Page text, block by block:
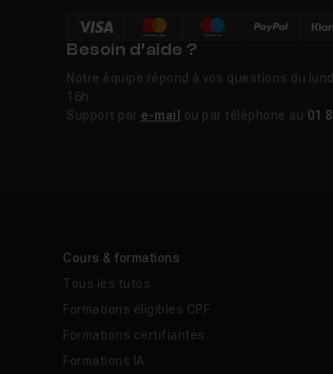
Besoin d’aide ?
Notre équipe répond à vos questions du
16h.
Support par e-mail ou par téléphone au 01
Cours & formations
Tous les tutos
Formations éligibles CPF
Formations certifiantes
Formations IA